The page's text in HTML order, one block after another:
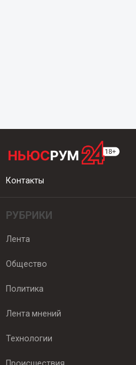
Контакты
РУБРИКИ
Лента
Общество
Политика
Лента мнений
Технологии